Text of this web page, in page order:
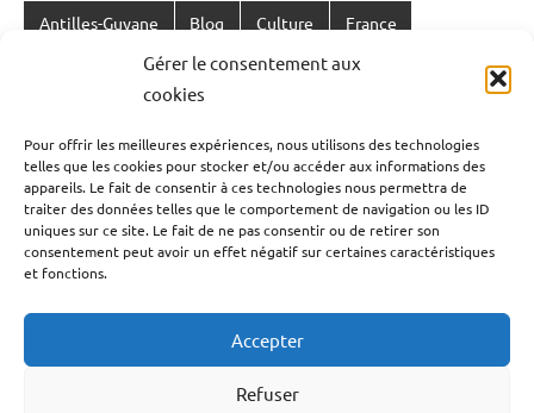
Gérer le consentement aux
cookies
Pour offrir les meilleures expériences, nous utilisons des technologies
telles que les cookies pour stocker et/ou accéder aux informations des
appareils. Le fait de consentir à ces technologies nous permettra de
traiter des données telles que le comportement de navigation ou les ID
uniques sur ce site. Le fait de ne pas consentir ou de retirer son
consentement peut avoir un effet négatif sur certaines caractéristiques
et fonctions.
Accepter
Refuser
Étiqueté
2026 ,
Élection
Miss
France
2026,
Guyane-
Antilles-Guyane Blog Culture France
Guyane La Réunion
Navigation
de
l’article
Publication précédente
Le quadrille créole de Guadeloupe rejoint le
Patrimoine culturel immatériel national français.
Gladys Francis & Lena Blou : une alliance
stratégique entre la Guadeloupe et la Californie